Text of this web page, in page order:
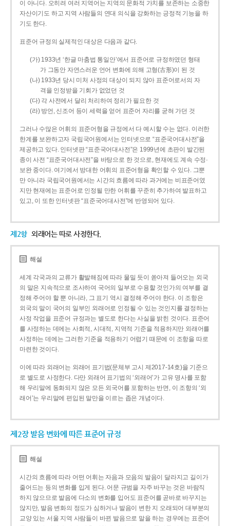
이 아니다. 오히려 여러 지역어는 지역의 문화적 가치를 보존하는 소중한
자산이기도 하고 지역 사람들의 연대 의식을 강화하는 긍정적 기능을 하
기도 한다.
표준어 규정의 실제적인 대상은 다음과 같다.
(가) 1933년 ‘한글 마춤법 통일안’에서 표준어로 규정하였던 형태
가 그동안 자연스러운 언어 변화에 의해 고형(古形)이 된 것
(나) 1933년 당시 미처 사정의 대상이 되지 않아 표준어로서의 자
격을 인정받을 기회가 없었던 것
(다) 각 사전에서 달리 처리하여 정리가 필요한 것
(라) 방언, 신조어 등이 세력을 얻어 표준어 자리를 굳혀 가던 것
그러나 수많은 어휘의 표준어형을 규정에서 다 예시할 수는 없다. 이러한
한계를 보완하고자 국립국어원에서는 인터넷으로 “표준국어대사전”을
제공하고 있다. 인터넷판 “표준국어대사전”은 1999년에 초판이 발간된
종이 사전 “표준국어대사전”을 바탕으로 한 것으로, 현재에도 계속 수정·
보완 중이다. 여기에서 방대한 어휘의 표준어형을 확인할 수 있다. 그뿐
만 아니라 국립국어원에서는 시간의 흐름에 따라 과거에는 비표준어였
지만 현재에는 표준어로 인정될 만한 어휘를 꾸준히 추가하여 발표하고
있고, 이 또한 인터넷판 “표준국어대사전”에 반영되어 있다.
제2항 외래어는 따로 사정한다.
해설
세계 각국과의 교류가 활발해짐에 따라 물밀 듯이 쏟아져 들어오는 외국
의 말은 지속적으로 조사하여 국어의 일부로 수용할 것인가의 여부를 결
정해 주어야 할 뿐 아니라, 그 표기 역시 결정해 주어야 한다. 이 조항은
외국의 말이 국어의 일부인 외래어로 인정될 수 있는 것인지를 결정하는
사정 작업을 표준어 규정과는 별도로 한다는 사실을 밝힌 것이다. 표준어
를 사정하는 데에는 사회적, 시대적, 지역적 기준을 적용하지만 외래어를
사정하는 데에는 그러한 기준을 적용하기 어렵기 때문에 이 조항을 따로
마련한 것이다.
이에 따라 외래어는 외래어 표기법(문체부 고시 제2017-14호)을 기준으
로 별도로 사정한다. 다만 외래어 표기법의 ‘외래어’가 고유 명사를 포함
해 우리말에 동화되지 않은 모든 외국어를 포함하는 반면, 이 조항의 ‘외
래어’는 우리말에 편입된 말만을 이르는 좁은 개념이다.
제2장 발음 변화에 따른 표준어 규정
해설
시간의 흐름에 따라 어떤 어휘는 자음과 모음의 발음이 달라지고 길이가
줄어드는 등의 변화를 입게 된다. 어문 규범을 자주 바꾸는 것은 바람직
하지 않으므로 발음에 다소의 변화를 입어도 표준어를 곧바로 바꾸지는
않지만, 발음 변화의 정도가 심하거나 발음이 변한 지 오래되어 대부분의
교양 있는 서울 지역 사람들이 바뀐 발음으로 말을 하는 경우에는 표준어